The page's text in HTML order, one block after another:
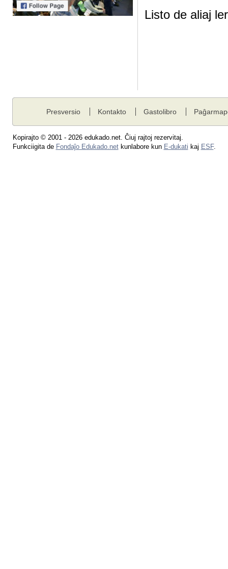
Listo de aliaj
Presversio Kontakto Gastolibro
Kopirajto © 2001 - 2026 edukado.net. Ĉiuj rajtoj rezervitaj.
Funkciigita de Fondaĵo Edukado.netkunlabore kun E-dukati kaj ESF.